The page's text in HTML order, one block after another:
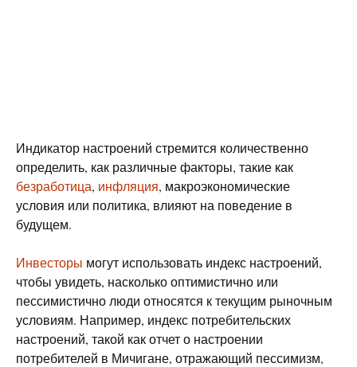
Индикатор настроений стремится количественно
определить, как различные факторы, такие как
безработица, инфляция, макроэкономические
условия или политика, влияют на поведение в
будущем.
Инвесторы могут использовать индекс настроений,
чтобы увидеть, насколько оптимистично или
пессимистично люди относятся к текущим рыночным
условиям. Например, индекс потребительских
настроений, такой как отчет о настроении
потребителей в Мичигане, отражающий пессимизм,